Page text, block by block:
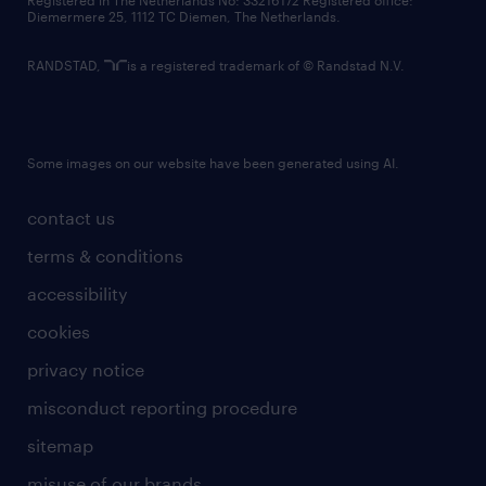
contact us
terms & conditions
accessibility
cookies
privacy notice
misconduct reporting procedure
sitemap
Diemermere 25, 1112 TC Diemen, The Netherlands.
RANDSTAD, is a registered trademark of © Randstad N.V.
Some images on our website have been generated using AI.